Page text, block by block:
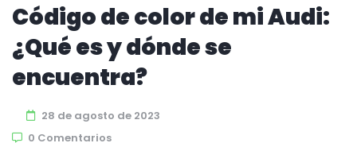
Código de color de mi Audi:
¿Qué es y dónde se
encuentra?
28 de agosto de 2023
0 Comentarios